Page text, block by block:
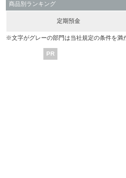
商品別ランキング
定期預金
※文字がグレーの部門は当社規定の条件を満
PR